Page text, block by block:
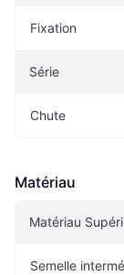
Fixation
Série
Chute
Matériau
Matériau
Semelle